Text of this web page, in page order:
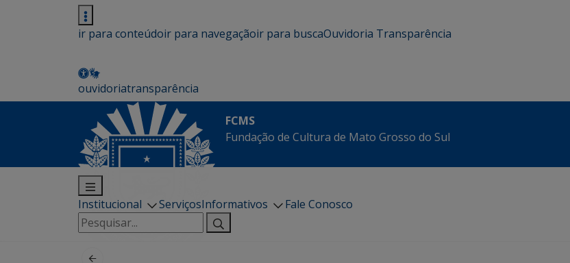
ir para conteúdoir para navegaçãoir para buscaOuvidoria Transparência
ouvidoriatransparência
FCMS
Fundação de Cultura de Mato Grosso do Sul
Institucional ServiçosInformativos
Fale Conosco
Pesquisar
por: